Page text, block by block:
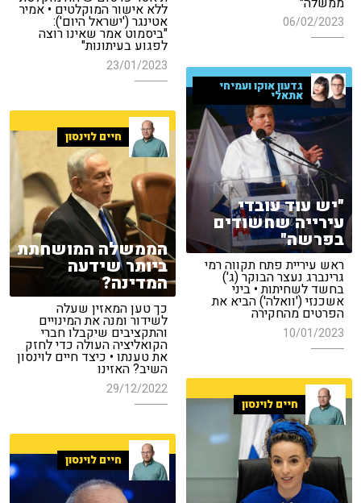
06/02/2023
ללא אישור המוקלטים • אמיר
אטינגר ('ישראל היום'):
"ביסמוט אמר שאינו רוצה
לפגוע בעיתונות"
23/01/2023
גדעון אוקו ועמיחי
אתאלי
"יש עוד עובדי
עירייה שחשודים
בפרשה"
ראש עיריית פתח תקווה רמי
גרינברג נעצר הבוקר (ג')
בחשד לשחיתות • ביני
אשכנזי ('וואלה') הביא את
הפרטים מהחקירה
10/01/2023
חיים לוינסון
הממשלה המושחתת
ביותר שידעה
המדינה?
כך טען המאזין שעלה
לשידור ומנה את המינויים
והתקציבים שיקבלו חברי
הקואליציה העולה כדי לחזק
את טענתו • כיצד חיים לוינסון
השיב? האזינו
29/12/2022
חיים לוינסון
חיים לוינסון